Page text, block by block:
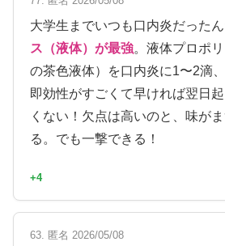
大学生までいつも口内炎だったん
ス（液体）が最強。液体プロポ
の茶色液体）を口内炎に1〜2滴
即効性がすごくて早ければ翌日
くない！欠点は高いのと、味が
る。でも一撃できる！
+4
63. 匿名 2026/05/08